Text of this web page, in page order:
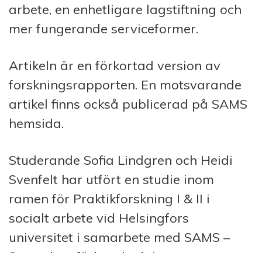
arbete, en enhetligare lagstiftning och
mer fungerande serviceformer.
Artikeln är en förkortad version av
forskningsrapporten. En motsvarande
artikel finns också publicerad på SAMS
hemsida.
Studerande Sofia Lindgren och Heidi
Svenfelt har utfört en studie inom
ramen för Praktikforskning I & II i
socialt arbete vid Helsingfors
universitet i samarbete med SAMS –